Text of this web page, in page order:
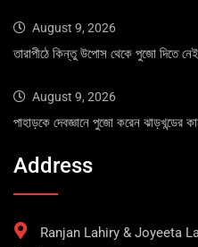
August 9, 2026
তারাপীঠে কিন্তু উপোস থেকে পুজো দিতে নেই
August 9, 2026
পাহাড়কে দেবজ্ঞানে পুজো করেন ঝাড়খন্ডের
Address
Ranjan Lahiry & Joyeeta